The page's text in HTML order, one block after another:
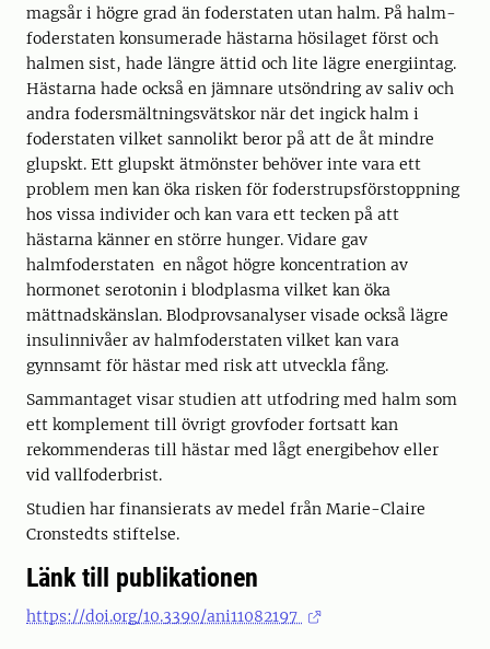
magsår i högre grad än foderstaten utan halm. På halm-
foderstaten konsumerade hästarna hösilaget först och
halmen sist, hade längre ättid och lite lägre energiintag.
Hästarna hade också en jämnare utsöndring av saliv och
andra fodersmältningsvätskor när det ingick halm i
foderstaten vilket sannolikt beror på att de åt mindre
glupskt. Ett glupskt ätmönster behöver inte vara ett
problem men kan öka risken för foderstrupsförstoppning
hos vissa individer och kan vara ett tecken på att
hästarna känner en större hunger. Vidare gav
halmfoderstaten en något högre koncentration av
hormonet serotonin i blodplasma vilket kan öka
mättnadskänslan. Blodprovsanalyser visade också lägre
insulinnivåer av halmfoderstaten vilket kan vara
gynnsamt för hästar med risk att utveckla fång.
Sammantaget visar studien att utfodring med halm som
ett komplement till övrigt grovfoder fortsatt kan
rekommenderas till hästar med lågt energibehov eller
vid vallfoderbrist.
Studien har finansierats av medel från Marie-Claire
Cronstedts stiftelse.
Länk till publikationen
https://doi.org/10.3390/ani11082197